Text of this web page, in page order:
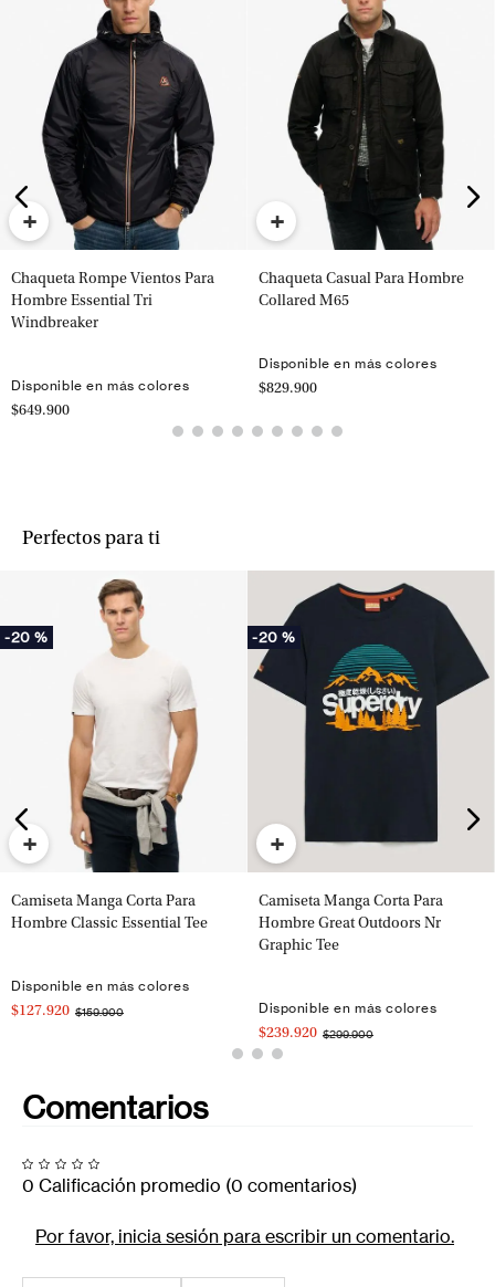
+
Chaqueta Rompe Vientos Para
Hombre Essential Tri
Windbreaker
Disponible en más colores
$649.900
+
Chaqueta Casual Para Hombre
Collared M65
Disponible en más colores
$829.900
Perfectos para ti
-20 %
+
Camiseta Manga Corta Para
Hombre Classic Essential Tee
Disponible en más colores
$127.920 $159.900
-20 %
+
Camiseta Manga Corta Para
Hombre Great Outdoors Nr
Graphic Tee
Disponible en más colores
$239.920 $299.900
Comentarios
0 Calificación promedio (0 comentarios)
Por favor, inicia sesión para escribir un comentario.